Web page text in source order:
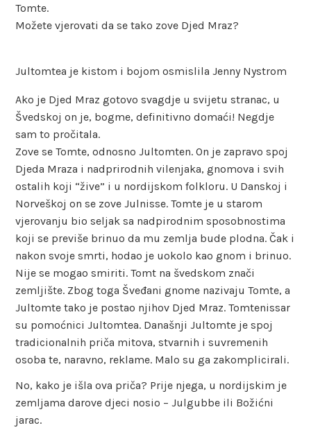
Tomte.
Možete vjerovati da se tako zove Djed Mraz?
Jultomtea je kistom i bojom osmislila Jenny Nystrom
Ako je Djed Mraz gotovo svagdje u svijetu stranac, u
Švedskoj on je, bogme, definitivno domaći! Negdje
sam to pročitala.
Zove se Tomte, odnosno Jultomten. On je zapravo spoj
Djeda Mraza i nadprirodnih vilenjaka, gnomova i svih
ostalih koji “žive” i u nordijskom folkloru. U Danskoj i
Norveškoj on se zove Julnisse. Tomte je u starom
vjerovanju bio seljak sa nadpirodnim sposobnostima
koji se previše brinuo da mu zemlja bude plodna. Čak i
nakon svoje smrti, hodao je uokolo kao gnom i brinuo.
Nije se mogao smiriti. Tomt na švedskom znači
zemljište. Zbog toga Šveđani gnome nazivaju Tomte, a
Jultomte tako je postao njihov Djed Mraz. Tomtenissar
su pomoćnici Jultomtea. Današnji Jultomte je spoj
tradicionalnih priča mitova, stvarnih i suvremenih
osoba te, naravno, reklame. Malo su ga zakomplicirali.
No, kako je išla ova priča? Prije njega, u nordijskim je
zemljama darove djeci nosio – Julgubbe ili Božićni
jarac.